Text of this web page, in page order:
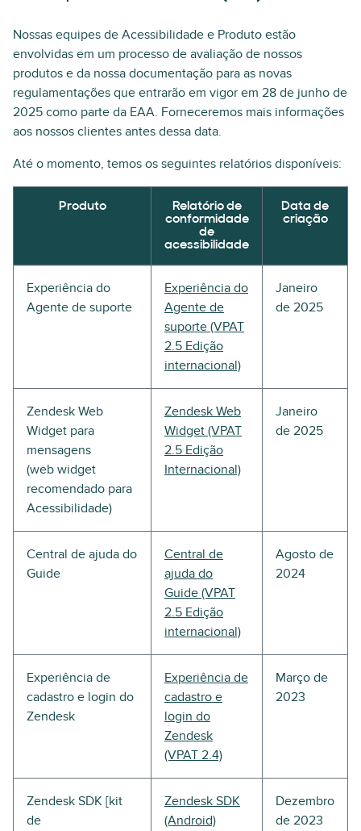
Nossas equipes de Acessibilidade e Produto estão
envolvidas em um processo de avaliação de nossos
produtos e da nossa documentação para as novas
regulamentações que entrarão em vigor em 28 de junho de
2025 como parte da EAA. Forneceremos mais informações
aos nossos clientes antes dessa data.
Até o momento, temos os seguintes relatórios disponíveis:
Produto
Relatório de
conformidade
de
acessibilidade
Data de
criação
Experiência do
Agente de suporte
Experiência do
Agente de
suporte (VPAT
2.5 Edição
internacional)
Janeiro
de 2025
Zendesk Web
Widget para
mensagens
(web widget
recomendado para
Acessibilidade)
Zendesk Web
Widget (VPAT
2.5 Edição
Internacional)
Janeiro
de 2025
Central de ajuda do
Guide
Central de
ajuda do
Guide (VPAT
2.5 Edição
internacional)
Agosto de
2024
Experiência de
cadastro e login do
Zendesk
Experiência de
cadastro e
login do
Zendesk
(VPAT 2.4)
Março de
2023
Zendesk SDK [kit
de
Zendesk SDK
(Android)
Dezembro
de 2023